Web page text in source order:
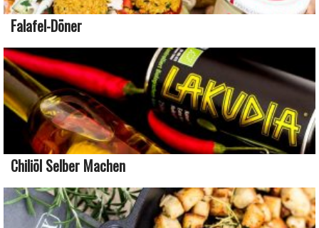
Falafel-Döner
Chiliöl Selber Machen